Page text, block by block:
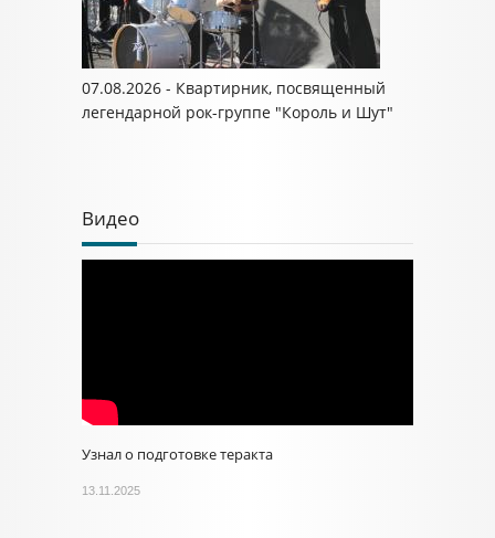
07.08.2026 - Квартирник, посвященный
легендарной рок-группе "Король и Шут"
Видео
Узнал о подготовке теракта
13.11.2025